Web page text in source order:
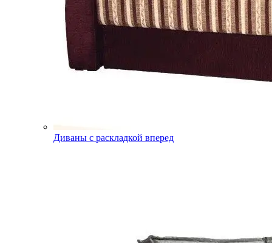
Диваны с раскладкой вперед